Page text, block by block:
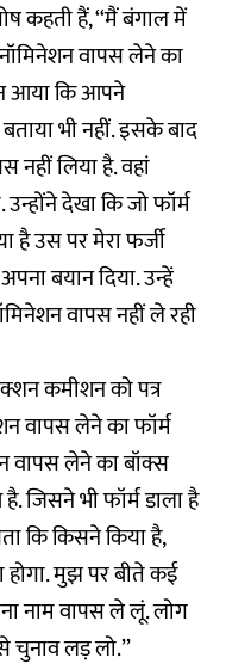
कहती हैं, ‘‘मैं बंगाल में
वापस लेने का
आया कि आपने
भी नहीं. इसके बाद
नहीं लिया है. वहां
देखा कि जो फॉर्म
है उस पर मेरा फर्जी
बयान दिया. उन्हें
वापस नहीं ले रही
कमीशन को पत्र
वापस लेने का फॉर्म
वापस लेने का बॉक्स
जिसने भी फॉर्म डाला है
कि किसने किया है,
मुझ पर बीते कई
नाम वापस ले लूं. लोग
लड़ लो.’’